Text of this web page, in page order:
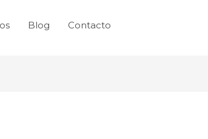
Blog Contacto